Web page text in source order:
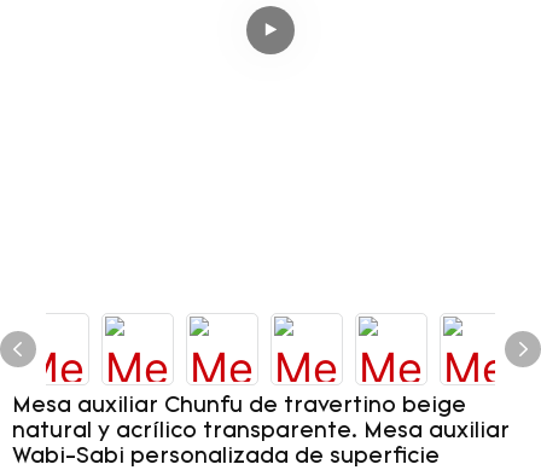
Mesa auxiliar Chunfu de travertino beige
natural y acrílico transparente. Mesa auxiliar
Wabi-Sabi personalizada de superficie